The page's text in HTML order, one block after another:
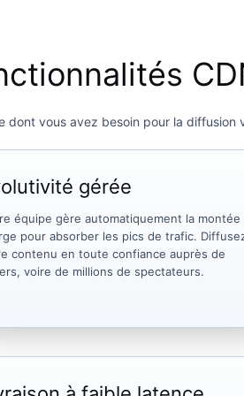
dont vous avez besoin pour la
gérée
équipe gère automatiquement la montée
pour absorber les pics de trafic.
contenu en toute confiance auprès de
voire de millions de spectateurs.